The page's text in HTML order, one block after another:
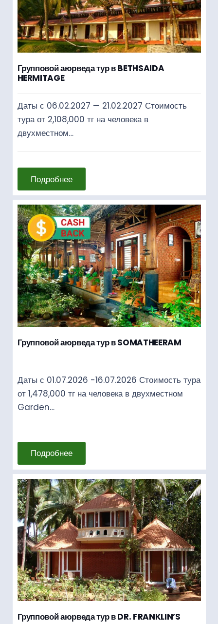
Групповой аюрведа тур в BETHSAIDA
HERMITAGE
Даты с 06.02.2027 — 21.02.2027 Стоимость
тура от 2,108,000 тг на человека в
двухместном…
Подробнее
Групповой аюрведа тур в SOMATHEERAM
Даты с 01.07.2026 -16.07.2026 Стоимость тура
от 1,478,000 тг на человека в двухместном
Garden…
Подробнее
Групповой аюрведа тур в DR. FRANKLIN’S